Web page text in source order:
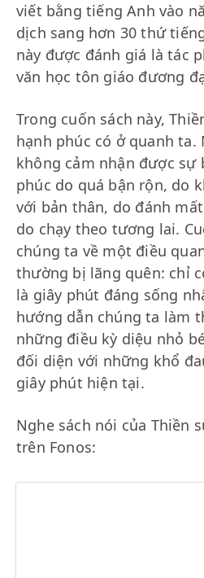
viết bằng tiếng Anh vào
dịch sang hơn 30 thứ
này được đánh giá là tác
văn học tôn giáo đương
Trong cuốn sách này,
hạnh phúc có ở quanh ta.
không cảm nhận được sự
phúc do quá bận rộn, do
với bản thân, do đánh
do chạy theo tương lai.
chúng ta về một điều
thường bị lãng quên: chỉ
là giây phút đáng sống
hướng dẫn chúng ta làm
những điều kỳ diệu nhỏ
đối diện với những khổ
giây phút hiện tại.
Nghe sách nói của Thiền
trên Fonos: